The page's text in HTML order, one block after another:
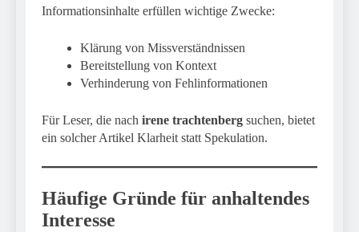
Informationsinhalte erfüllen wichtige Zwecke:
Klärung von Missverständnissen
Bereitstellung von Kontext
Verhinderung von Fehlinformationen
Für Leser, die nach irene trachtenberg suchen, bietet
ein solcher Artikel Klarheit statt Spekulation.
Häufige Gründe für anhaltendes
Interesse